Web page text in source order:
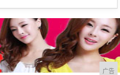
广告